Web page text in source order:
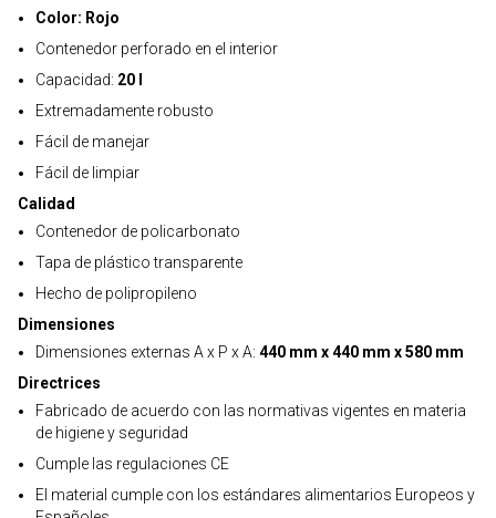
Color: Rojo
Contenedor perforado en el interior
Capacidad: 20 l
Extremadamente robusto
Fácil de manejar
Fácil de limpiar
Calidad
Contenedor de policarbonato
Tapa de plástico transparente
Hecho de polipropileno
Dimensiones
Dimensiones externas A x P x A: 440 mm x 440 mm x 580 mm
Directrices
Fabricado de acuerdo con las normativas vigentes en materia
de higiene y seguridad
Cumple las regulaciones CE
El material cumple con los estándares alimentarios Europeos y